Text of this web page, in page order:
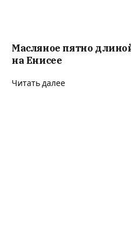
Масляное пятно
на Енисее
Читать далее